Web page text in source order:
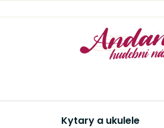
na
Kytary a ukulele